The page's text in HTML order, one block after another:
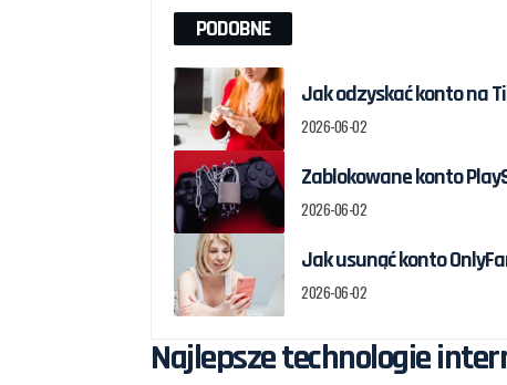
PODOBNE
Jak odzyskać konto na
2026-06-02
Zablokowane konto
2026-06-02
Jak usunąć konto
2026-06-02
Najlepsze technologie